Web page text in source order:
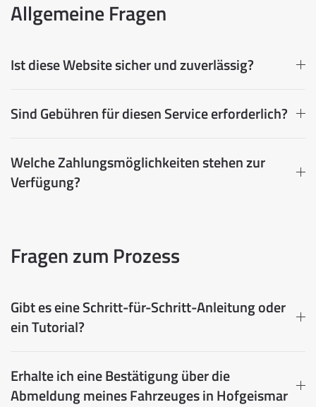
Allgemeine Fragen
Ist diese Website sicher und zuverlässig?
Sind Gebühren für diesen Service erforderlich?
Welche Zahlungsmöglichkeiten stehen zur
Verfügung?
Fragen zum Prozess
Gibt es eine Schritt-für-Schritt-Anleitung oder
ein Tutorial?
Erhalte ich eine Bestätigung über die
Abmeldung meines Fahrzeuges in Hofgeismar